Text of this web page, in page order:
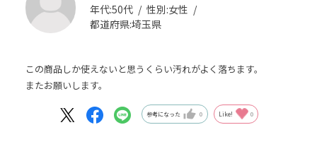
年代:50代 性別:女性
都道府県:埼玉県
この商品しか使えないと思うくらい汚れがよく落ちます。
またお願いします。
参考になった 0 Like! 0